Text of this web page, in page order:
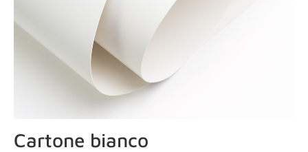
Cartone bianco